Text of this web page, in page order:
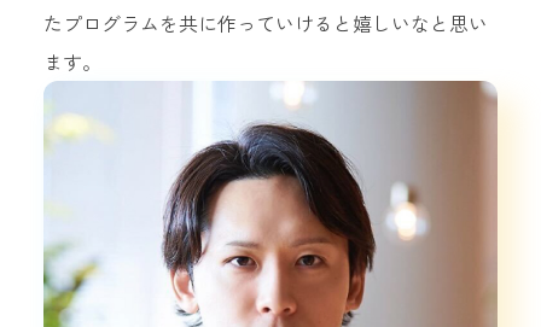
たプログラムを共に作っていけると嬉しいなと思い
ます。